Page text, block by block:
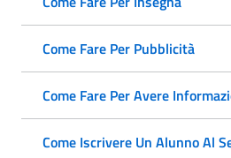
Come Fare Per Pubblicità
Come Fare Per Avere
Come Iscrivere Un Alunno Al